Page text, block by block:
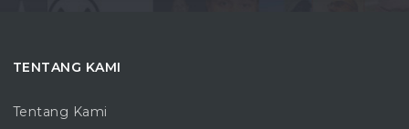
TENTANG KAMI
Tentang Kami